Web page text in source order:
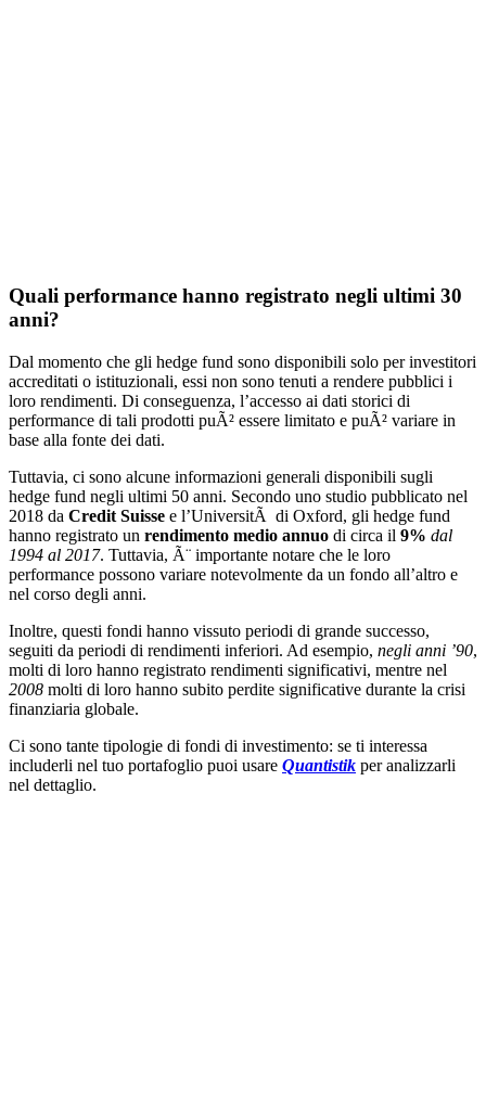
Quali performance hanno registrato negli ultimi 30
anni?
Dal momento che gli hedge fund sono disponibili solo per investitori
accreditati o istituzionali, essi non sono tenuti a rendere pubblici i
loro rendimenti. Di conseguenza, l’accesso ai dati storici di
performance di tali prodotti puÃ² essere limitato e puÃ² variare in
base alla fonte dei dati.
Tuttavia, ci sono alcune informazioni generali disponibili sugli
hedge fund negli ultimi 50 anni. Secondo uno studio pubblicato nel
2018 da Credit Suisse e l’UniversitÃ di Oxford, gli hedge fund
hanno registrato un rendimento medio annuo di circa il 9% dal
1994 al 2017. Tuttavia, Ã¨ importante notare che le loro
performance possono variare notevolmente da un fondo all’altro e
nel corso degli anni.
Inoltre, questi fondi hanno vissuto periodi di grande successo,
seguiti da periodi di rendimenti inferiori. Ad esempio, negli anni ’90,
molti di loro hanno registrato rendimenti significativi, mentre nel
2008 molti di loro hanno subito perdite significative durante la crisi
finanziaria globale.
Ci sono tante tipologie di fondi di investimento: se ti interessa
includerli nel tuo portafoglio puoi usare Quantistik per analizzarli
nel dettaglio.